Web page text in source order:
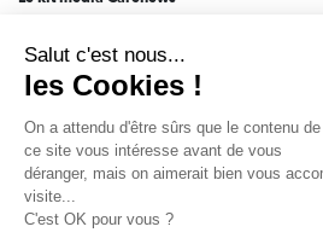
AEF info
Novethic
PRODURABLE
Inclusiv Day
Salut c'est nous...
les Cookies !
On a attendu d'être sûrs que le contenu de
ce site vous intéresse avant de vous
déranger, mais on aimerait bien vous
visite...
C'est OK pour vous ?